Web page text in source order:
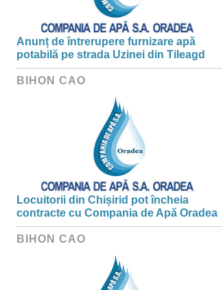
Anunț de întrerupere furnizare apă
potabilă pe strada Uzinei din Tileagd
BIHON CAO
Locuitorii din Chișirid pot încheia
contracte cu Compania de Apă Oradea
BIHON CAO